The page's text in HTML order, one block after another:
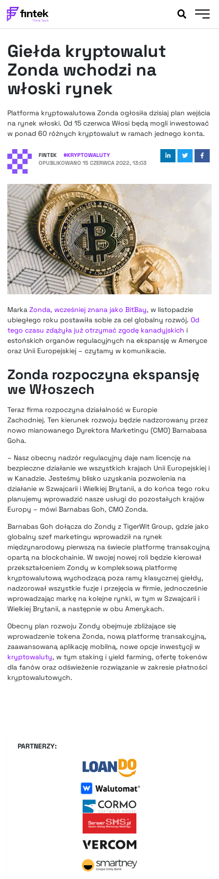
BANKOWOŚĆ
EVENTY
FELIETONY
WYWIADY
PODCASTY
FINTEKEXTRA
OKIEM EKSPERTA
Giełda kryptowalut
Zonda wchodzi na
włoski rynek
Platforma kryptowalutowa Zonda ogłosiła dzisiaj plan wejścia
na rynek włoski. Od 15 czerwca Włosi będą mogli inwestować
w ponad 60 różnych kryptowalut w ramach jednego konta.
FINTEK #KRYPTOWALUTY
OPUBLIKOWANO 15 CZERWCA 2022, 13:03
Marka Zonda, wcześniej znana jako BitBay, w listopadzie
ubiegłego roku postawiła sobie za cel globalny rozwój. Od
tego czasu zdążyła już otrzymać zgodę kanadyjskich i
estońskich organów regulacyjnych na ekspansję w Ameryce
oraz Unii Europejskiej – czytamy w komunikacie.
Zonda rozpoczyna ekspansję
we Włoszech
Teraz firma rozpoczyna działalność w Europie
Zachodniej. Ten kierunek rozwoju będzie nadzorowany przez
nowo mianowanego Dyrektora Marketingu (CMO) Barnabasa
Goha.
– Nasz obecny nadzór regulacyjny daje nam licencję na
bezpieczne działanie we wszystkich krajach Unii Europejskiej i
w Kanadzie. Jesteśmy blisko uzyskania pozwolenia na
działanie w Szwajcarii i Wielkiej Brytanii, a do końca tego roku
planujemy wprowadzić nasze usługi do pozostałych krajów
Europy – mówi Barnabas Goh, CMO Zonda.
Barnabas Goh dołącza do Zondy z TigerWit Group, gdzie jako
globalny szef marketingu wprowadził na rynek
międzynarodowy pierwszą na świecie platformę transakcyjną
opartą na blockchainie. W swojej nowej roli będzie kierował
przekształceniem Zondy w kompleksową platformę
kryptowalutową wychodzącą poza ramy klasycznej giełdy,
nadzorował wszystkie fuzje i przejęcia w firmie, jednocześnie
wprowadzając markę na kolejne rynki, w tym w Szwajcarii i
Wielkiej Brytanii, a następnie w obu Amerykach.
Obecny plan rozwoju Zondy obejmuje zbliżające się
wprowadzenie tokena Zonda, nową platformę transakcyjną,
zaawansowaną aplikację mobilną, nowe opcje inwestycji w
kryptowaluty, w tym staking i yield farming, ofertę tokenów
dla fanów oraz odświeżenie rozwiązanie w zakresie płatności
kryptowalutowych.
PARTNERZY: